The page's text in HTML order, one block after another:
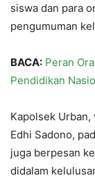
siswa dan para
pengumuman
BACA: Peran
Pendidikan
Kapolsek
Edhi Sadono,
juga berpesan
didalam